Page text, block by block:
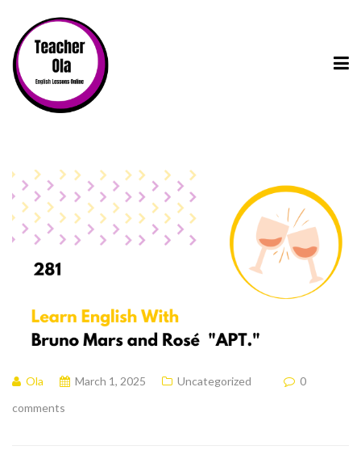
Ola March 1, 2025 Uncategorized
0
comments